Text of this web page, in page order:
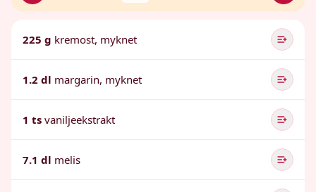
225 g kremost, myknet
1.2 dl margarin, myknet
1 ts vaniljeekstrakt
7.1 dl melis